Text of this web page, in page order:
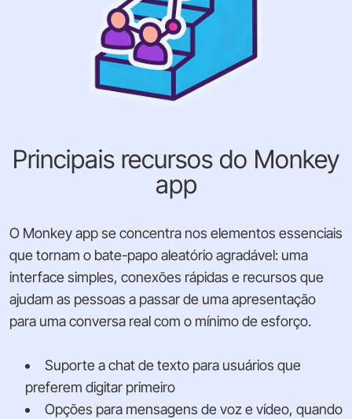
Principais recursos do Monkey
app
O Monkey app se concentra nos elementos essenciais
que tornam o bate-papo aleatório agradável: uma
interface simples, conexões rápidas e recursos que
ajudam as pessoas a passar de uma apresentação
para uma conversa real com o mínimo de esforço.
Suporte a chat de texto para usuários que
preferem digitar primeiro
Opções para mensagens de voz e vídeo, quando